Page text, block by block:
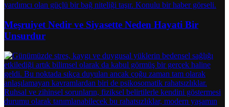
Meşruiyet Nedir ve Siyasette Neden Hayati Bir
Unsurdur